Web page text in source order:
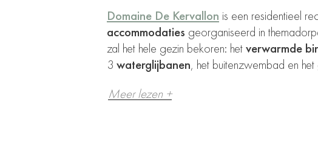
Domaine De Kervallon is een residentieel
accommodaties georganiseerd in
zal het hele gezin bekoren: hetverwarmde
3 waterglijbanen, het buitenzwembad en
Meer lezen +